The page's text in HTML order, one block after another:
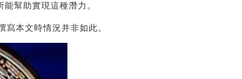
幫助實現這種潛力。
本文時情況并非如此。